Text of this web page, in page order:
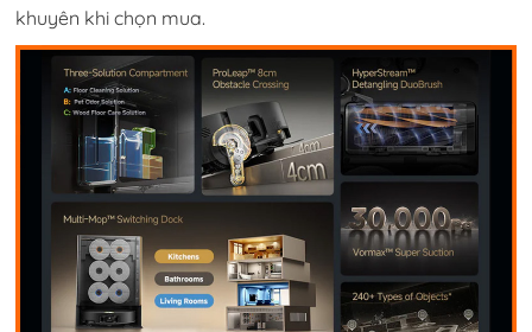
khuyên khi chọn mua.